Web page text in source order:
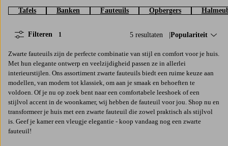
Tafels Banken Fauteuils Opbergers
5 resultaten Sorteer op:
Populariteit
Filteren 1
Zwarte fauteuils zijn de perfecte combinatie van stijl en comfort voor je huis.
Met hun elegante ontwerp en veelzijdigheid passen ze in allerlei
interieurstijlen. Ons assortiment zwarte fauteuils biedt een ruime keuze aan
modellen, van modern tot klassiek, om aan je smaak en behoeften te
voldoen. Of je nu op zoek bent naar een comfortabele leeshoek of een
stijlvol accent in de woonkamer, wij hebben de fauteuil voor jou. Shop nu en
transformeer je huis met een zwarte fauteuil die zowel praktisch als stijlvol
is. Geef je kamer een vleugje elegantie - koop vandaag nog een zwarte
fauteuil!